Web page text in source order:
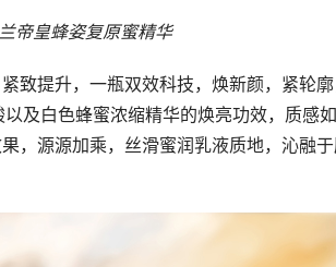
帝皇蜂姿复原蜜精华
致提升，一瓶双效科技，焕新颜，紧轮廓
及白色蜂蜜浓缩精华的焕亮功效，质感
，源源加乘，丝滑蜜润乳液质地，沁融